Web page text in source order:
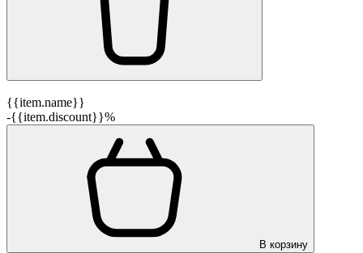
{{item.name}}
-{{item.discount}}%
В корзину